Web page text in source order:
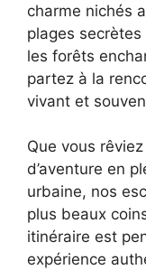
charme nichés
plages secrètes
les forêts
partez à la
vivant et
Que vous
d’aventure en
urbaine, nos
plus beaux
itinéraire est
expérience